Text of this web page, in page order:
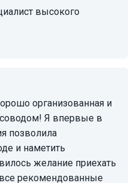
Я впервые в
позволила
и наметить
желание приехать
все рекомендованные